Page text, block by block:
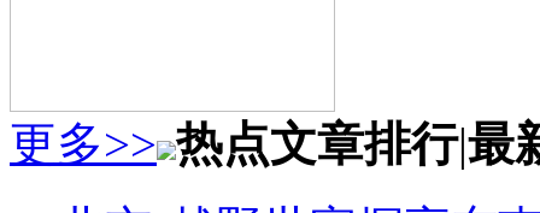
更多>> 热点文章排行|最